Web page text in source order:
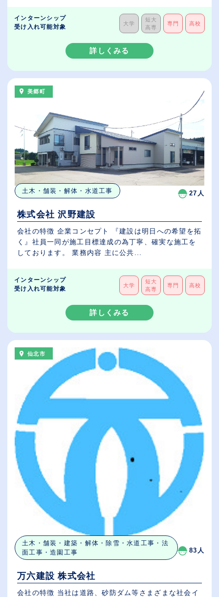
インターンシップ
受け入れ可能対象
大学
短大
高専
専門 高校
詳しくみる
美郷町
土木・舗装・解体・水道工事 27人
株式会社 沢野建設
会社の特徴 企業コンセプト 『建設は明日への希望を拓
く』社員一同が施工目標達成の為丁寧、確実な施工を
しております。 業務内容 主に公共...
インターンシップ
受け入れ可能対象
大学
短大
高専
専門 高校
詳しくみる
仙北市
土木・舗装・建築・解体・除雪・水道工事・法
面工事・造園工事
83人
万六建設 株式会社
会社の特徴 当社は道路、砂防ダム等さまざまな社会イ